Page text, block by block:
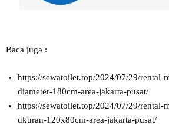
Baca juga :
https://sewatoilet.top/2024/07/29/rental-
diameter-180cm-area-jakarta-pusat/
https://sewatoilet.top/2024/07/29/rental-
ukuran-120x80cm-area-jakarta-pusat/